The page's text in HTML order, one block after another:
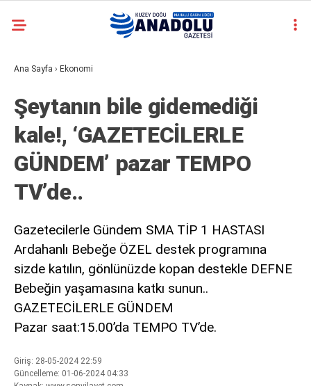
bonusu
veren
siteler
deneme
bonusu
deneme
bonusu
veren
siteler
deneme
bonusu
veren
siteler
bonusu
Ana Sayfa › Ekonomi
Şeytanın bile gidemediği
kale!, ‘GAZETECİLERLE
GÜNDEM’ pazar TEMPO
TV’de..
Gazetecilerle Gündem SMA TİP 1 HASTASI
Ardahanlı Bebeğe ÖZEL destek programına
sizde katılın, gönlünüzde kopan destekle DEFNE
Bebeğin yaşamasına katkı sunun..
GAZETECİLERLE GÜNDEM
Pazar saat:15.00’da TEMPO TV’de.
Giriş: 28-05-2024 22:59
Güncelleme: 01-06-2024 04:33